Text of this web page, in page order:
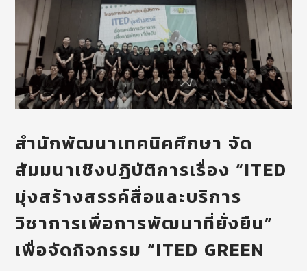
สำนักพัฒนาเทคนิคศึกษา จัด
สัมมนาเชิงปฏิบัติการเรื่อง “ITED
มุ่งสร้างสรรค์สื่อและบริการ
วิชาการเพื่อการพัฒนาที่ยั่งยืน”
เพื่อจัดกิจกรรม “ITED GREEN